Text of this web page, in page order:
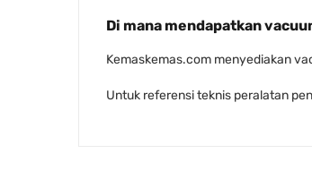
Di mana mendapatkan
Kemaskemas.com menyediakan
Untuk referensi teknis peralatan